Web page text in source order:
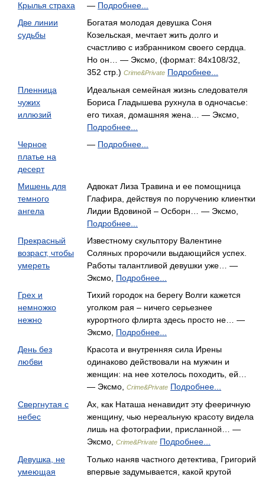
Крылья страха
— Подробнее...
Две линии
судьбы
Богатая молодая девушка Соня
Козельская, мечтает жить долго и
счастливо с избранником своего сердца.
Но он… — Эксмо, (формат: 84x108/32,
352 стр.) Crime&Private Подробнее...
Пленница
чужих
иллюзий
Идеальная семейная жизнь следователя
Бориса Гладышева рухнула в одночасье:
его тихая, домашняя жена… — Эксмо,
Подробнее...
Черное
платье на
десерт
— Подробнее...
Мишень для
темного
ангела
Адвокат Лиза Травина и ее помощница
Глафира, действуя по поручению клиентки
Лидии Вдовиной – Осборн… — Эксмо,
Подробнее...
Прекрасный
возраст, чтобы
умереть
Известному скульптору Валентине
Соляных пророчили выдающийся успех.
Работы талантливой девушки уже… —
Эксмо, Подробнее...
Грех и
немножко
нежно
Тихий городок на берегу Волги кажется
уголком рая – ничего серьезнее
курортного флирта здесь просто не… —
Эксмо, Подробнее...
День без
любви
Красота и внутренняя сила Ирены
одинаково действовали на мужчин и
женщин: на нее хотелось походить, ей…
— Эксмо,
Crime&Private Подробнее...
Свергнутая с
небес
Ах, как Наташа ненавидит эту фееричную
женщину, чью нереальную красоту видела
лишь на фотографии, присланной… —
Эксмо,
Crime&Private Подробнее...
Девушка, не
умеющая
Только наняв частного детектива, Григорий
впервые задумывается, какой крутой